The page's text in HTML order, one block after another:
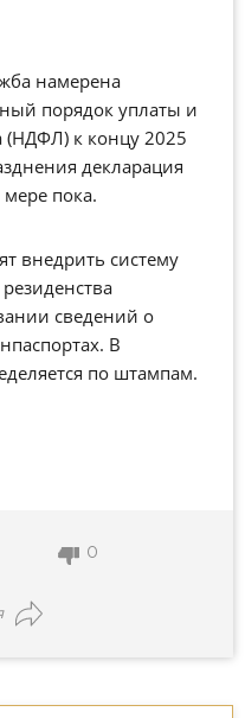
намерена
порядок уплаты и
(НДФЛ) к концу 2025
декларация
пока.
внедрить систему
сведений о
В
по штампам.
0